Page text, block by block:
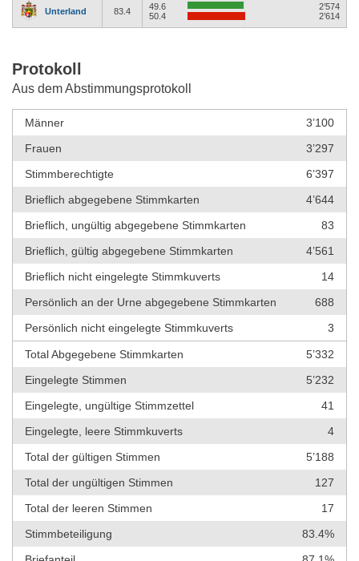
Unterland 83.4
49.6
50.4
2’574
2’614
Protokoll
Aus dem Abstimmungsprotokoll
Männer
3’100
Frauen
3’297
Stimmberechtigte
6’397
Brieflich abgegebene Stimmkarten
4’644
Brieflich, ungültig abgegebene Stimmkarten
83
Brieflich, gültig abgegebene Stimmkarten
4’561
Brieflich nicht eingelegte Stimmkuverts
14
Persönlich an der Urne abgegebene Stimmkarten
688
Persönlich nicht eingelegte Stimmkuverts
3
Total Abgegebene Stimmkarten
5’332
Eingelegte Stimmen
5’232
Eingelegte, ungültige Stimmzettel
41
Eingelegte, leere Stimmkuverts
4
Total der gültigen Stimmen
5’188
Total der ungültigen Stimmen
127
Total der leeren Stimmen
17
Stimmbeteiligung
83.4%